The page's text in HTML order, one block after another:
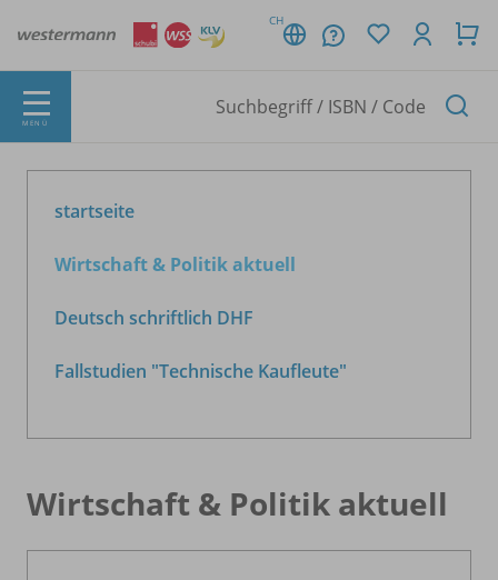
CH
MENÜ
startseite
Wirtschaft & Politik aktuell
Deutsch schriftlich DHF
Fallstudien "Technische Kaufleute"
Wirtschaft & Politik aktuell